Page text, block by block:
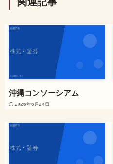
沖縄コンソーシアム
2026年6月24日